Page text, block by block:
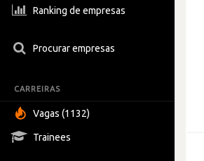
Ranking de empresas
Procurar empresas
CARREIRAS
Vagas (1132)
Trainees